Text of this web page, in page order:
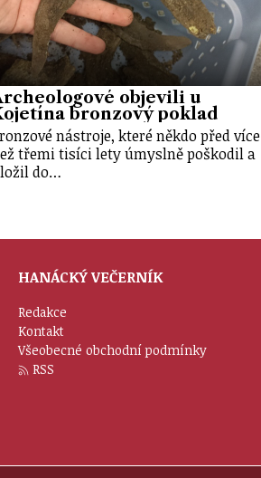
objevili u
bronzový poklad
nástroje, které někdo před více
třemi tisíci lety úmyslně poškodil a
do…
HANÁCKÝ VEČERNÍK
Redakce
Kontakt
Všeobecné obchodní podmínky
RSS